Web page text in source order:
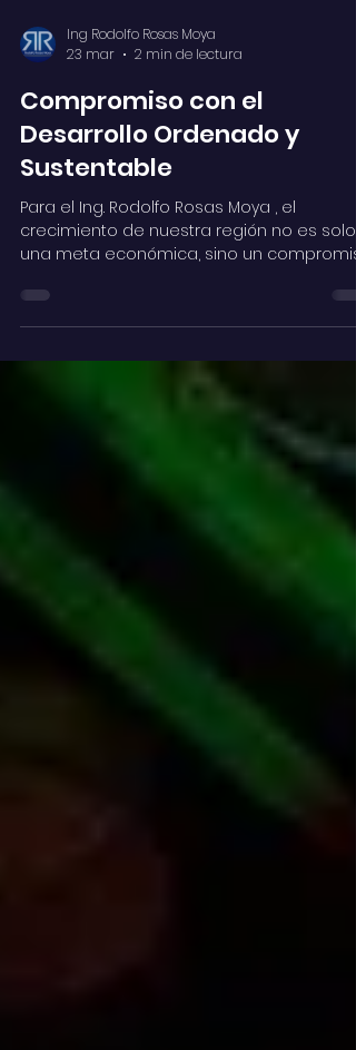
Ing Rodolfo Rosas Moya
2 min de lectura
Compromiso con el
Desarrollo Ordenado y
Sustentable
crecimiento de nuestra región no es solo
una meta económica, sino un
premisa de que "el desarrollo ordenado
compromiso de todos", el Ingeniero
participó activamente en el reciente Taller
Desarrollo Urbano del Centro de Población
de Tulum (PDUCP) 2026 . Este encuentro de
planeación participativa, organizado por la
Dirección General de Desarrollo T